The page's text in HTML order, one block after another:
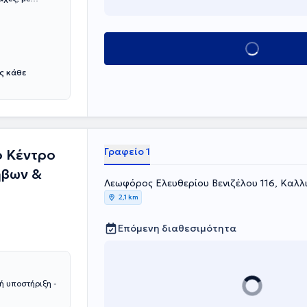
κάθε
Κλείσε ραντεβού
Kέντρο
&
υποστήριξη -
Γραφείο 1
Λεωφόρος Ελευθερίου Βενιζέλου 116,
2,1 km
Επόμενη διαθεσιμότητα